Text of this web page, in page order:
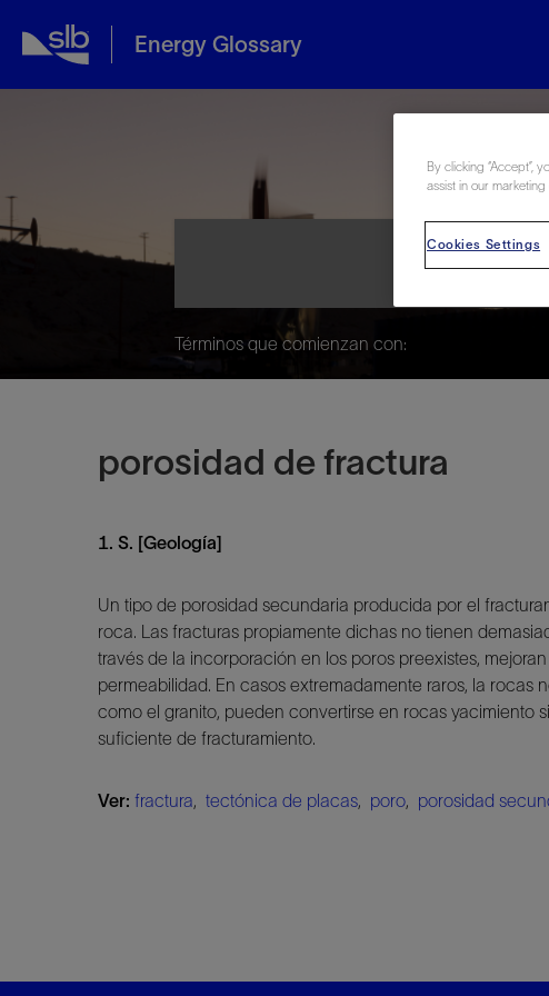
Energy Glossary
Términos que comienzan con:
porosidad de fractura
1. S. [Geología]
Un tipo de porosidad secundaria producida por el
roca. Las fracturas propiamente dichas no tienen
través de la incorporación en los poros preexistes,
permeabilidad. En casos extremadamente raros, la rocas
como el granito, pueden convertirse en rocas yacimiento
suficiente de fracturamiento.
Ver: fractura, tectónica de placas, poro, porosidad
By clicking “Accept”,
assist in our marketing
Cookies Settings